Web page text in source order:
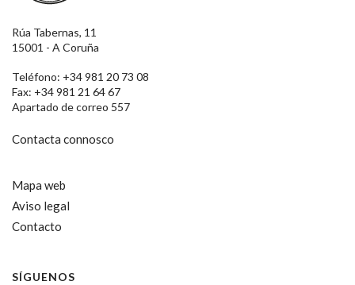
Rúa Tabernas, 11
15001 - A Coruña
Teléfono: +34 981 20 73 08
Fax: +34 981 21 64 67
Apartado de correo 557
Contacta connosco
Mapa web
Aviso legal
Contacto
SÍGUENOS